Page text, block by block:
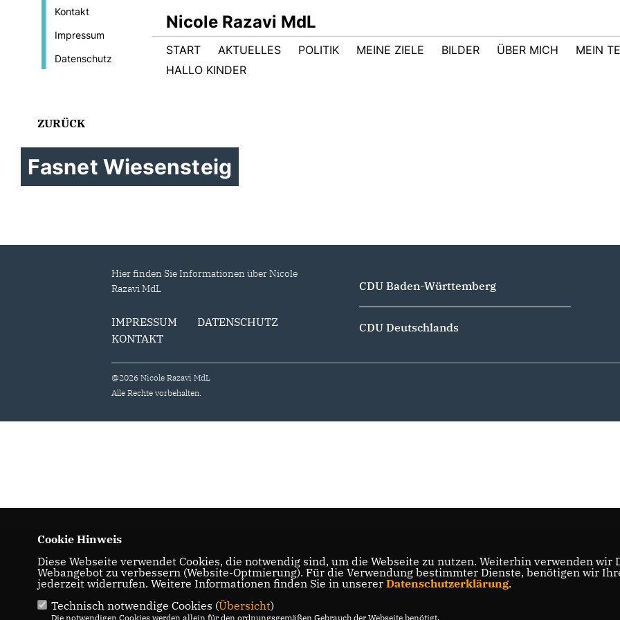
Kontakt
Impressum
Datenschutz
Nicole Razavi MdL
START AKTUELLES POLITIK MEINE ZIELE BILDER ÜBER MICH
MEIN
HALLO KINDER
ZURÜCK
Fasnet Wiesensteig
Hier finden Sie Informationen über Nicole
Razavi MdL
IMPRESSUM
DATENSCHUTZ
KONTAKT
CDU Baden-Württemberg
CDU Deutschlands
@2026 Nicole Razavi MdL
Alle Rechte vorbehalten.
Cookie Hinweis
Diese Webseite verwendet Cookies, die notwendig sind, um die Webseite zu nutzen. Weiterhin verwenden
Webangebot zu verbessern (Website-Optmierung). Für die Verwendung bestimmter Dienste, benötigen wir
jederzeit widerrufen. Weitere Informationen finden Sie in unserer Datenschutzerklärung.
Technisch notwendige Cookies (Übersicht)
Die notwendigen Cookies werden allein für den ordnungsgemäßen Gebrauch der Webseite benötigt.